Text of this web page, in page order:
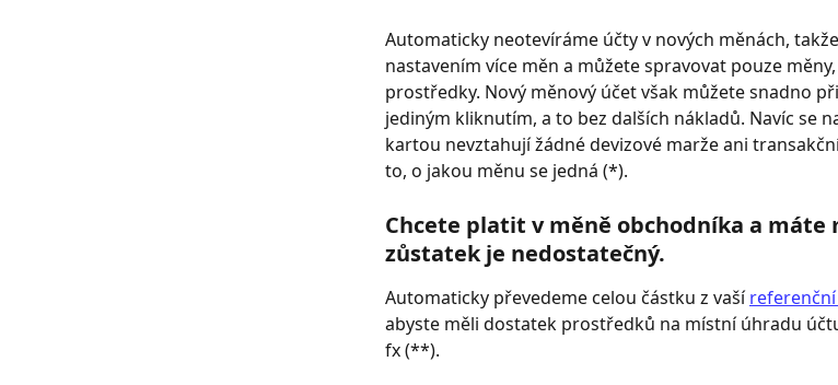
Automaticky neotevíráme účty v nových měnách,
nastavením více měn a můžete spravovat pouze
prostředky. Nový měnový účet však můžete snadno
jediným kliknutím, a to bez dalších nákladů. Navíc se
kartou nevztahují žádné devizové marže ani
to, o jakou měnu se jedná (*).
Chcete platit v měně obchodníka a máte
zůstatek je nedostatečný.
Automaticky převedeme celou částku z vaší
abyste měli dostatek prostředků na místní úhradu
fx (**).